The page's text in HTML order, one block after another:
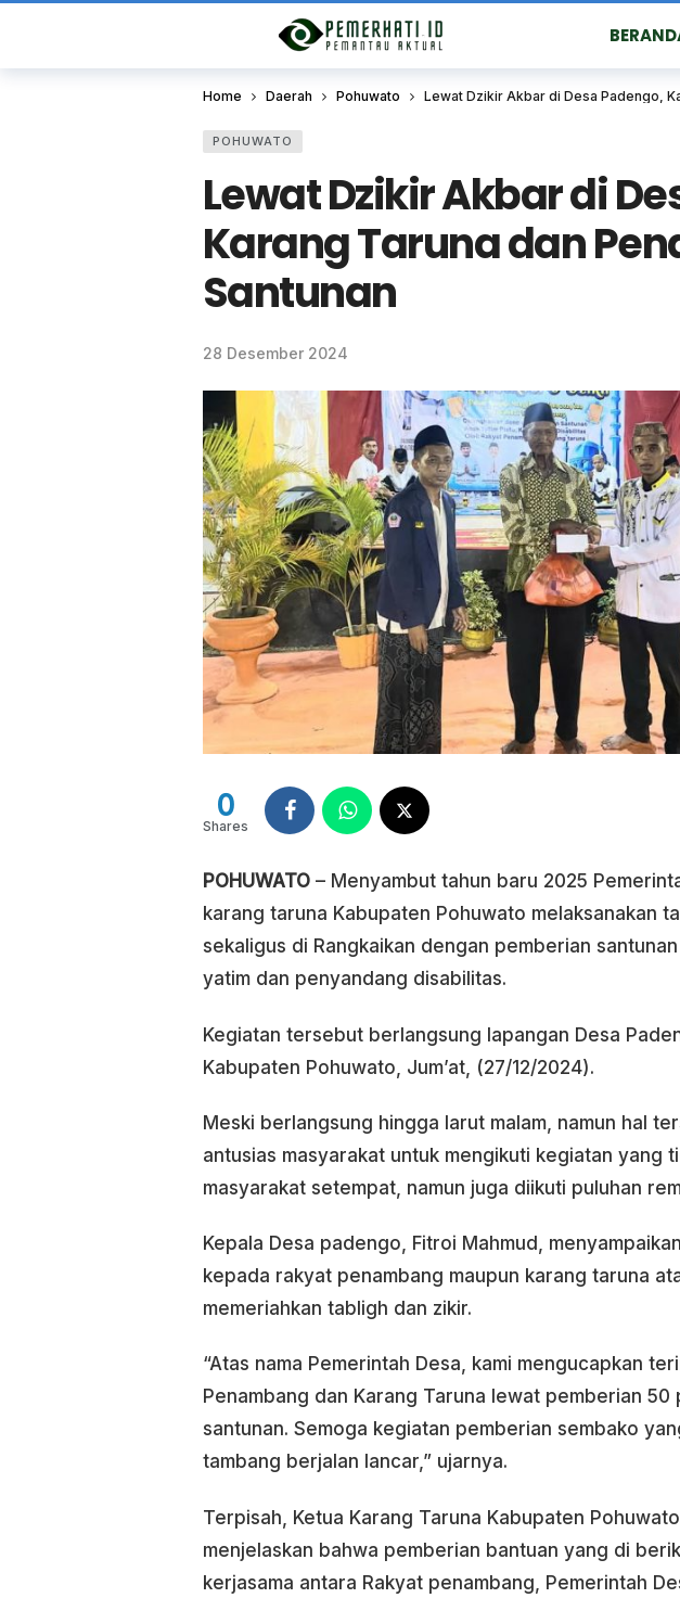
Home Daerah Pohuwato Lewat Dzikir Akbar di Desa Padengo,
POHUWATO
Lewat Dzikir Akbar di
Karang Taruna dan
Santunan
28 Desember 2024
0
Shares
POHUWATO – Menyambut tahun baru 2025
karang taruna Kabupaten Pohuwato melaksanakan
sekaligus di Rangkaikan dengan pemberian
yatim dan penyandang disabilitas.
Kegiatan tersebut berlangsung lapangan Desa
Kabupaten Pohuwato, Jum’at, (27/12/2024).
Meski berlangsung hingga larut malam, namun hal
antusias masyarakat untuk mengikuti kegiatan yang
masyarakat setempat, namun juga diikuti puluhan
Kepala Desa padengo, Fitroi Mahmud,
kepada rakyat penambang maupun karang taruna
memeriahkan tabligh dan zikir.
“Atas nama Pemerintah Desa, kami mengucapkan
Penambang dan Karang Taruna lewat pemberian 50
santunan. Semoga kegiatan pemberian sembako
tambang berjalan lancar,” ujarnya.
Terpisah, Ketua Karang Taruna Kabupaten
menjelaskan bahwa pemberian bantuan yang di
kerjasama antara Rakyat penambang, Pemerintah